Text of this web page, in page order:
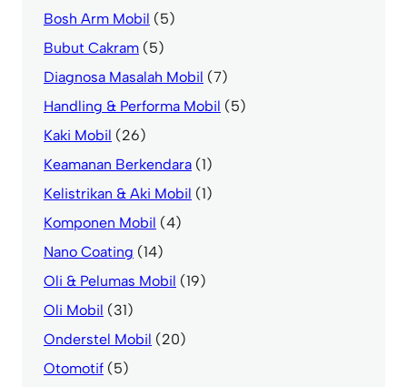
Bosh Arm Mobil (5)
Bubut Cakram (5)
Diagnosa Masalah Mobil (7)
Handling & Performa Mobil (5)
Kaki Mobil (26)
Keamanan Berkendara (1)
Kelistrikan & Aki Mobil (1)
Komponen Mobil (4)
Nano Coating (14)
Oli & Pelumas Mobil (19)
Oli Mobil (31)
Onderstel Mobil (20)
Otomotif (5)